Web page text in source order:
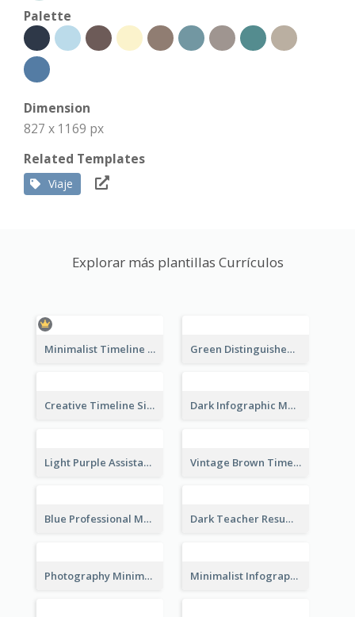
Palette
Dimension
827 x 1169 px
Related Templates
Viaje
Explorar más plantillas Currículos
Minimalist Timeline Medical Student Resume Green Distinguished Resume
Creative Timeline Simple Resume Dark Infographic Marketing Assistant Resume
Light Purple Assistant Resume Vintage Brown Timeline Resume
Blue Professional Marketing Resume Dark Teacher Resume
Photography Minimalist Design Resume Minimalist Infographic Resume